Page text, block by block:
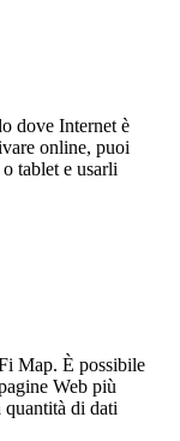
dove Internet è
online, puoi
tablet e usarli
Map. È possibile
Web più
quantità di dati